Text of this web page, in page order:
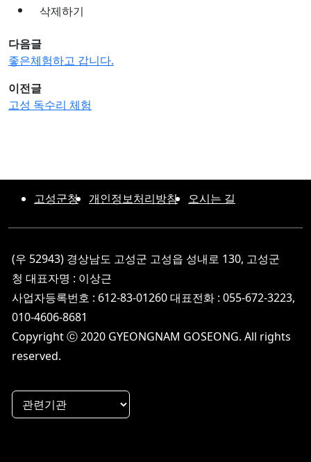
삭제하기
다음글
좋은체험하고 갑니다.
이전글
고성 독수리 체험
고성군청 개인정보처리방침 오시는 길
(우 52943) 경상남도 고성군 고성읍 성내로 130, 고성군
청 대표자명 : 이상근
사업자등록번호 : 612-83-01260 대표전화 : 055-672-3223,
010-4606-8681
Copyright ⓒ 2020 GYEONGNAM GOSEONG. All rights
reserved.